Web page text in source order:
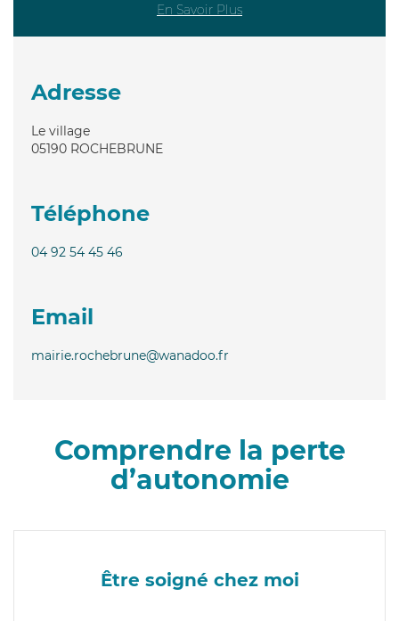
En Savoir Plus
Adresse
Le village
05190 ROCHEBRUNE
Téléphone
04 92 54 45 46
Email
mairie.rochebrune@wanadoo.fr
Comprendre la perte
d’autonomie
Être soigné chez moi